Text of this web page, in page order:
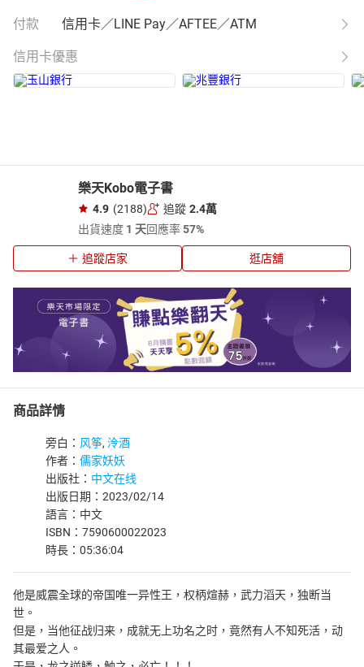
付款 信用卡／LINE Pay／AFTEE／ATM
信用卡優惠
樂天Kobo電子書
4.9 (2188) 追蹤 2.4萬
出貨速度 1 天回應率57%
追蹤店家 逛店舖
商品詳情
旁白： 风筝, 泠酒
作者： 儒家妖妖
出版社： 中文在线
出版日期：2023/02/14
語言：中文
ISBN：7590600022023
時長：05:36:04
他是威震全球的帝国唯一异性王，权柄煊赫，武力滔天，独断当
世。
但是，当他征战归来，成就无上功名之时，竟然有人不知死活，动
其最爱之人。